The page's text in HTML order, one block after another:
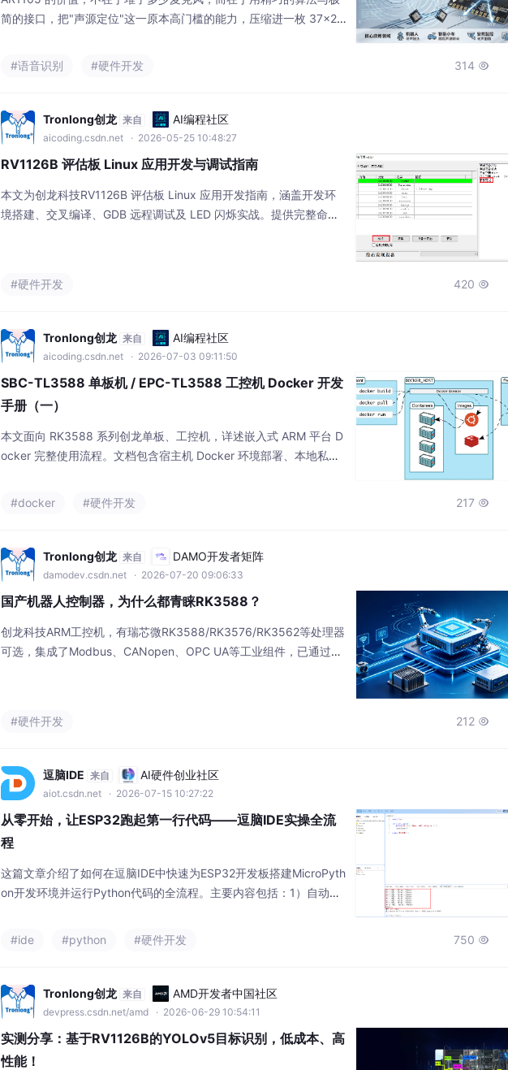
简的接口，把"声源定位"这一原本高门槛的能力，压缩进一枚 37×26
交互、安防追踪、循声机器人的团队来说，它意味着：少写代码、少
了"你在我转
#语音识别 #硬件开发 314 
Tronlong创龙 来自 AI编程社区
aicoding.csdn.net · 2026-05-25 10:48:27
RV1126B 评估板 Linux 应用开发与调试指南
本文为创龙科技RV1126B 评估板 Linux 应用开发指南，涵盖开发环
境搭建、交叉编译、GDB 远程调试及 LED 闪烁实战。提供完整命令
#硬件开发
420 
Tronlong创龙 来自 AI编程社区
aicoding.csdn.net · 2026-07-03 09:11:50
SBC-TL3588 单板机 / EPC-TL3588 工控机 Docker 开发
手册（一）
本文面向 RK3588 系列创龙单板、工控机，详述嵌入式 ARM 平台 D
ocker 完整使用流程。文档包含宿主机 Docker 环境部署、本地私有
#docker #硬件开发 217 
Tronlong创龙 来自 DAMO开发者矩阵
damodev.csdn.net · 2026-07-20 09:06:33
国产机器人控制器，为什么都青睐RK3588？
创龙科技ARM工控机，有瑞芯微RK3588/RK3576/RK3562等处理器
可选，集成了Modbus、CANopen、OPC UA等工业组件，已通过E
温老化、满负荷、3000次上掉电、全功能、电源稳定性等测试，
#硬件开发 212 
逗脑IDE 来自 AI硬件创业社区
aiot.csdn.net · 2026-07-15 10:27:22
从零开始，让ESP32跑起第一行代码——逗脑IDE实操全流
程
这篇文章介绍了如何在逗脑IDE中快速为ESP32开发板搭建MicroPyth
on开发环境并运行Python代码的全流程。主要内容包括：1）自动安
整个过程完全在逗脑IDE内完成，无需命令行操作或切换多个工具，
#ide #python #硬件开发 750 
Tronlong创龙 来自 AMD开发者中国社区
devpress.csdn.net/amd · 2026-06-29 10:54:11
实测分享：基于RV1126B的YOLOv5目标识别，低成本、高
性能！